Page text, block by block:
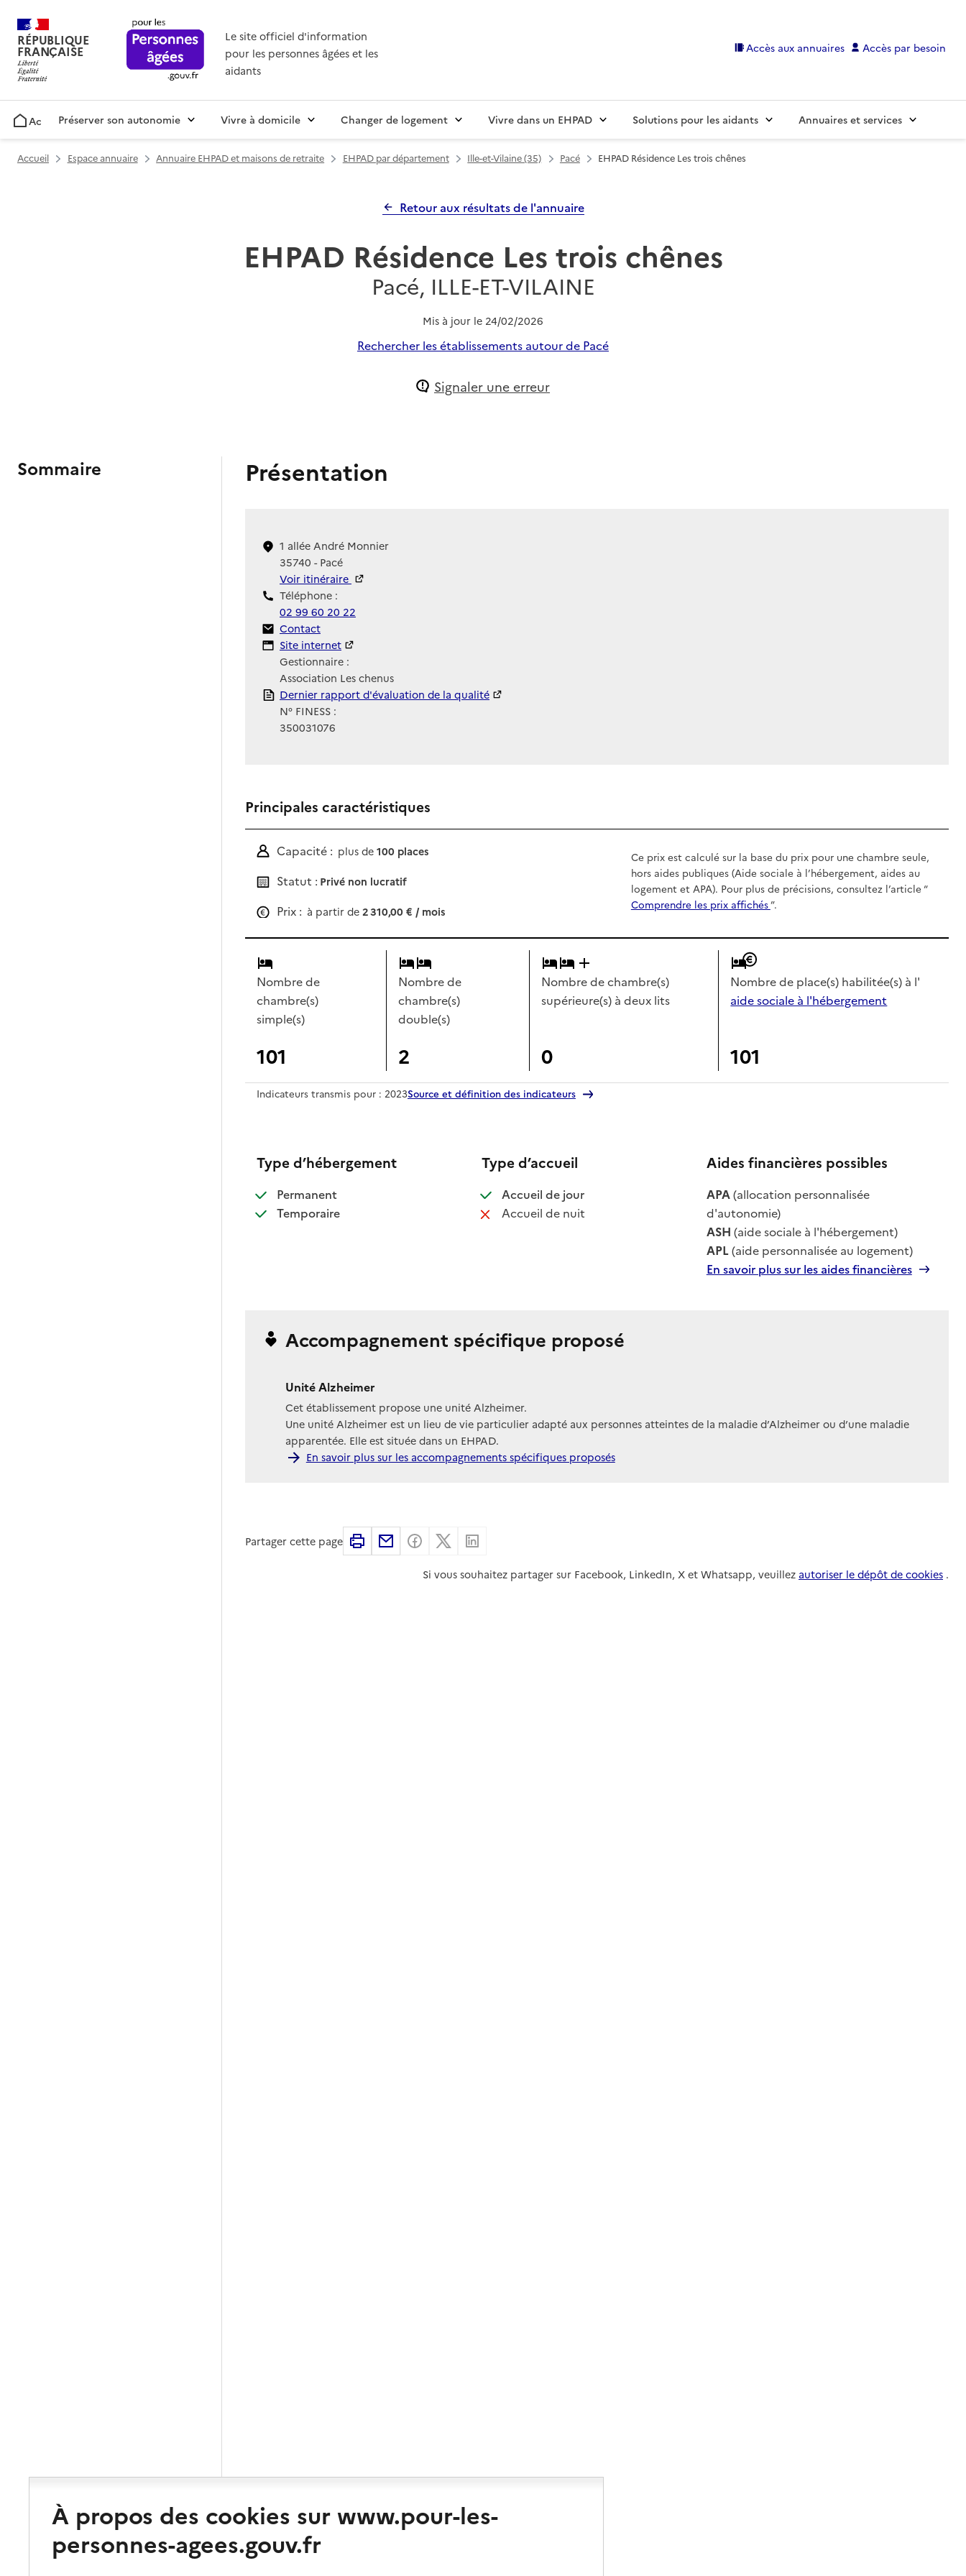
RÉPUBLIQUE
FRANÇAISE
Le site officiel d'information
pour les personnes âgées et les
aidants
Accès aux annuaires Accès par besoin
AccueilPréserver son autonomie Vivre à domicile Changer de logement Vivre dans un EHPAD Solutions pour les aidants Annuaires et services
Accueil Espace annuaire Annuaire EHPAD et maisons de retraite EHPAD par département Ille-et-Vilaine (35) Pacé EHPAD Résidence Les trois chênes
Retour aux résultats de l'annuaire
EHPAD Résidence Les trois chênes
Pacé, ILLE-ET-VILAINE
Mis à jour le 24/02/2026
Rechercher les établissements autour de Pacé
Signaler une erreur
Sommaire Présentation
1 allée André Monnier
35740 - Pacé
Voir itinéraire
Téléphone :
02 99 60 20 22
Contact
Contact
Site Internet
Site internet
Gestionnaire :
Association Les chenus
Rapport HAS
Dernier rapport d'évaluation de la qualité
N° FINESS :
350031076
Principales caractéristiques
Capacité : plus de 100 places
Statut : Privé non lucratif
Prix : à partir de 2 310,00 € / mois
Ce prix est calculé sur la base du prix pour une chambre seule,
hors aides publiques (Aide sociale à l’hébergement, aides au
logement et APA). Pour plus de précisions, consultez l’article “
Comprendre les prix affichés”.
Nombre de
chambre(s)
simple(s)
101
Nombre de
chambre(s)
double(s)
2
Nombre de chambre(s)
supérieure(s) à deux lits
0
Nombre de place(s) habilitée(s) à l'
aide sociale à l'hébergement
101
Indicateurs transmis pour : 2023Source et définition des indicateurs
Type d’hébergement
Permanent: disponible
Temporaire: disponible
Type d’accueil
Accueil de jour: disponible
Accueil de nuit: non disponible
Aides financières possibles
APA(allocation personnalisée
d'autonomie)
ASH (aide sociale à l'hébergement)
APL(aide personnalisée au logement)
En savoir plus sur les aides financières
Accompagnement spécifique proposé
Unité Alzheimer
Cet établissement propose une unité Alzheimer.
Une unité Alzheimer est un lieu de vie particulier adapté aux personnes atteintes de la maladie d’Alzheimer ou d’une maladie
apparentée. Elle est située dans un EHPAD.
En savoir plus sur les accompagnements spécifiques proposés
Partager cette page ImprimerPartager par email
Partager sur Facebook
Partager sur X
Si vous souhaitez partager sur Facebook, LinkedIn, X et Whatsapp, veuillez autoriser le dépôt de cookies .
À propos des cookies sur www.pour-les-
personnes-agees.gouv.fr